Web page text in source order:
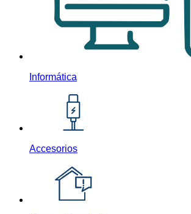
Informática
Accesorios